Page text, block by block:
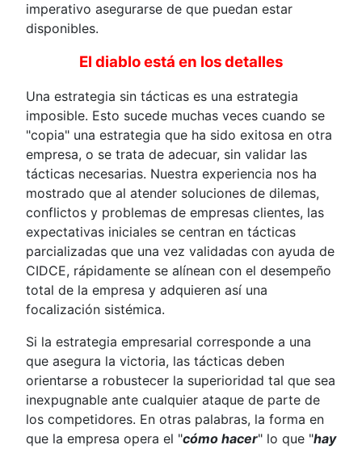
imperativo asegurarse de que puedan estar
disponibles.
El diablo está en los detalles
Una estrategia sin tácticas es una estrategia
imposible. Esto sucede muchas veces cuando se
"copia" una estrategia que ha sido exitosa en otra
empresa, o se trata de adecuar, sin validar las
tácticas necesarias. Nuestra experiencia nos ha
mostrado que al atender soluciones de dilemas,
conflictos y problemas de empresas clientes, las
expectativas iniciales se centran en tácticas
parcializadas que una vez validadas con ayuda de
CIDCE, rápidamente se alínean con el desempeño
total de la empresa y adquieren así una
focalización sistémica.
Si la estrategia empresarial corresponde a una
que asegura la victoria, las tácticas deben
orientarse a robustecer la superioridad tal que sea
inexpugnable ante cualquier ataque de parte de
los competidores. En otras palabras, la forma en
que la empresa opera el "cómo hacer" lo que "hay